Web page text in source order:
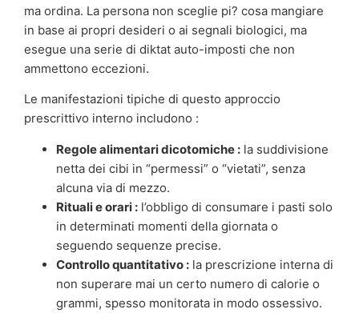
ma ordina. La persona non sceglie pi? cosa mangiare
in base ai propri desideri o ai segnali biologici, ma
esegue una serie di diktat auto-imposti che non
ammettono eccezioni.
Le manifestazioni tipiche di questo approccio
prescrittivo interno includono :
Regole alimentari dicotomiche : la suddivisione
netta dei cibi in “permessi” o “vietati”, senza
alcuna via di mezzo.
Rituali e orari : l’obbligo di consumare i pasti solo
in determinati momenti della giornata o
seguendo sequenze precise.
Controllo quantitativo : la prescrizione interna di
non superare mai un certo numero di calorie o
grammi, spesso monitorata in modo ossessivo.